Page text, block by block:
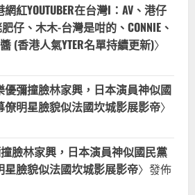
紅YOUTUBER在台灣I：AV、港仔
仔、木木-台灣是咁的、CONNIE、
(香港人氣YTER名單持續更新)〉
優彌撞臉林家興，日本演員神似國
僚明星臉貌似法國坎城影展影帝〉
臉林家興，日本演員神似國民黨
臉貌似法國坎城影展影帝〉發佈